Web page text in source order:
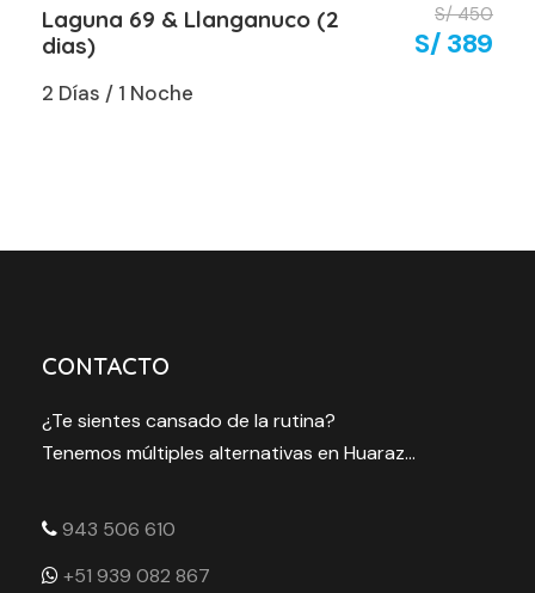
Laguna 69 & Llanganuco (2
dias)
S/ 450
S/ 389
2 Días / 1 Noche
CONTACTO
¿Te sientes cansado de la rutina?
Tenemos múltiples alternativas en Huaraz...
943 506 610
+51 939 082 867